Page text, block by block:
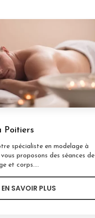
Poitiers
spécialiste en modelage à
proposons des séances de
et corps....
EN SAVOIR PLUS